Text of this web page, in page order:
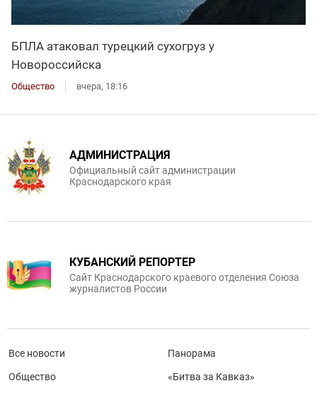
БПЛА атаковал турецкий сухогруз у
Новороссийска
Общество вчера, 18:16
АДМИНИСТРАЦИЯ
Официальный сайт администрации
Краснодарского края
КУБАНСКИЙ РЕПОРТЕР
Сайт Краснодарского краевого отделения Союза
журналистов России
Все новости
Общество
Панорама
«Битва за Кавказ»